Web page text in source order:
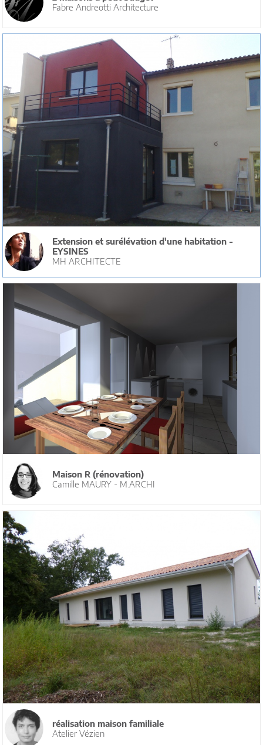
Fabre Andreotti Architecture
Extension et surélévation d'une habitation -
EYSINES
MH ARCHITECTE
Maison R (rénovation)
Camille MAURY - M.ARCHI
réalisation maison familiale
Atelier Vézien